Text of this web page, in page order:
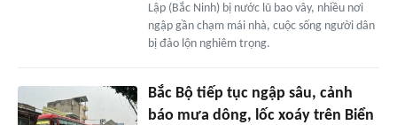
Lập (Bắc Ninh) bị nước lũ bao vây, nhiều nơi
ngập gần chạm mái nhà, cuộc sống người dân
bị đảo lộn nghiêm trọng.
Bắc Bộ tiếp tục ngập sâu, cảnh
báo mưa dông, lốc xoáy trên Biển